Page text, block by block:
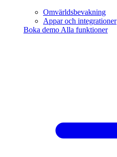
Omvärldsbevakning
Appar och integrationer
Boka demo Alla funktioner